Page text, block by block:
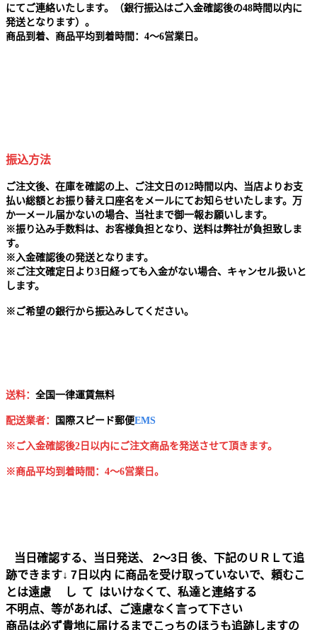
にてご連絡いたします。（銀行振込はご入金確認後の48時間以内に
発送となります）。
商品到着、商品平均到着時間：4～6営業日。
振込方法
ご注文後、在庫を確認の上、ご注文日の12時間以内、当店よりお支
払い総額とお振り替え口座名をメールにてお知らせいたします。万
か一メール届かないの場合、当社まで御一報お願いします。
※振り込み手数料は、お客様負担となり、送料は弊社が負担致しま
す。
※ 入金確認後の発送となります。
※ ご注文確定日より3日経っても入金がない場合、キャンセル扱いと
します。
※ ご希望の銀行から振込みしてください。
送料： 全国一律運賃無料
配送業者： 国 際スピード郵便EMS
※ご入金確認後2日以内にご注文商品を発送させて頂きます。
※商品平均到着時間：4～6営業日。
当日確認する、当日発送、 2～3日 後、下記のＵＲＬて追
跡できます↓ 7日以内 に商品を受け取っていないで、頼むこ
とは遠慮 し て はいけなくて、私達と連絡する
不明点、等があれば、ご遠慮なく言って下さい
商品は必ず貴地に届けるまでこっちのほうも追跡しますの